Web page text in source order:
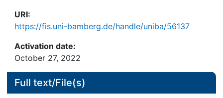
URI:
https://fis.uni-bamberg.de/handle/uniba/56137
Activation date:
October 27, 2022
Full text/File(s)